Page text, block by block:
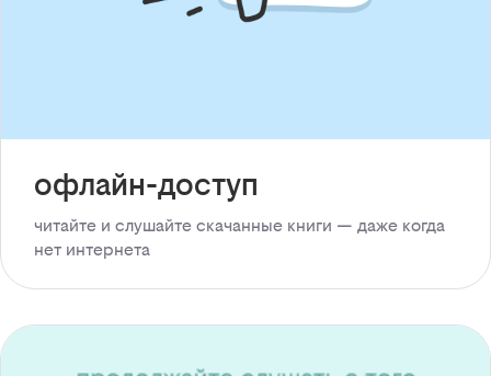
офлайн-доступ
читайте и слушайте скачанные книги — даже когда
нет интернета